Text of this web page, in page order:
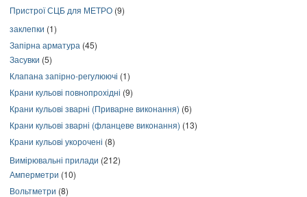
Пристрої СЦБ для МЕТРО (9)
заклепки (1)
Запірна арматура (45)
Засувки (5)
Клапана запірно-регулюючі (1)
Крани кульові повнопрохідні (9)
Крани кульові зварні (Приварне виконання) (6)
Крани кульові зварні (фланцеве виконання) (13)
Крани кульові укорочені (8)
Вимірювальні прилади (212)
Амперметри (10)
Вольтметри (8)